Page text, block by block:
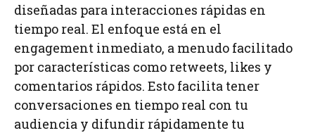
diseñadas para interacciones rápidas en
tiempo real. El enfoque está en el
engagement inmediato, a menudo facilitado
por características como retweets, likes y
comentarios rápidos. Esto facilita tener
conversaciones en tiempo real con tu
audiencia y difundir rápidamente tu